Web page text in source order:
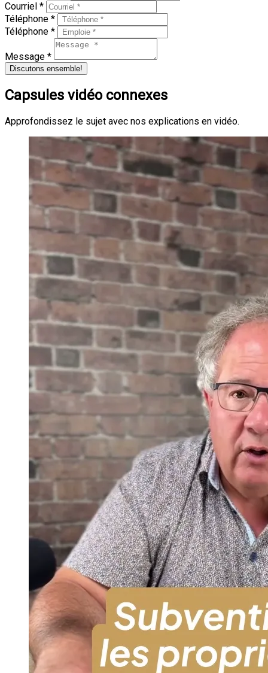
Courriel *
Téléphone *
Téléphone *
Message *
Discutons ensemble!
Capsules vidéo connexes
Approfondissez le sujet avec nos explications en vidéo.